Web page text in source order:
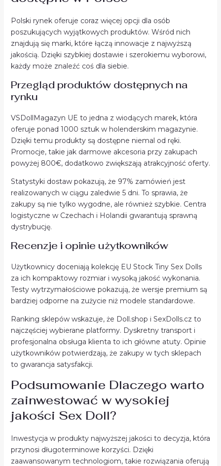
Polski rynek oferuje coraz więcej opcji dla osób
poszukujących wyjątkowych produktów. Wśród nich
znajdują się marki, które łączą innowacje z najwyższą
jakością. Dzięki szybkiej dostawie i szerokiemu wyborowi,
każdy może znaleźć coś dla siebie.
Przegląd produktów dostępnych na
rynku
VSDollMagazyn UE to jedna z wiodących marek, która
oferuje ponad 1000 sztuk w holenderskim magazynie.
Dzięki temu produkty są dostępne niemal od ręki.
Promocje, takie jak darmowe akcesoria przy zakupach
powyżej 800€, dodatkowo zwiększają atrakcyjność oferty.
Statystyki dostaw pokazują, że 97% zamówień jest
realizowanych w ciągu zaledwie 5 dni. To sprawia, że
zakupy są nie tylko wygodne, ale również szybkie. Centra
logistyczne w Czechach i Holandii gwarantują sprawną
dystrybucję.
Recenzje i opinie użytkowników
Użytkownicy doceniają kolekcję EU Stock Tiny Sex Dolls
za ich kompaktowy rozmiar i wysoką jakość wykonania.
Testy wytrzymałościowe pokazują, że wersje premium są
bardziej odporne na zużycie niż modele standardowe.
Ranking sklepów wskazuje, że Doll.shop i SexDolls.cz to
najczęściej wybierane platformy. Dyskretny transport i
profesjonalna obsługa klienta to ich główne atuty. Opinie
użytkowników potwierdzają, że zakupy w tych sklepach
to gwarancja satysfakcji.
Podsumowanie Dlaczego warto
zainwestować w wysokiej
jakości Sex Doll?
Inwestycja w produkty najwyższej jakości to decyzja, która
przynosi długoterminowe korzyści. Dzięki
zaawansowanym technologiom, takie rozwiązania oferują